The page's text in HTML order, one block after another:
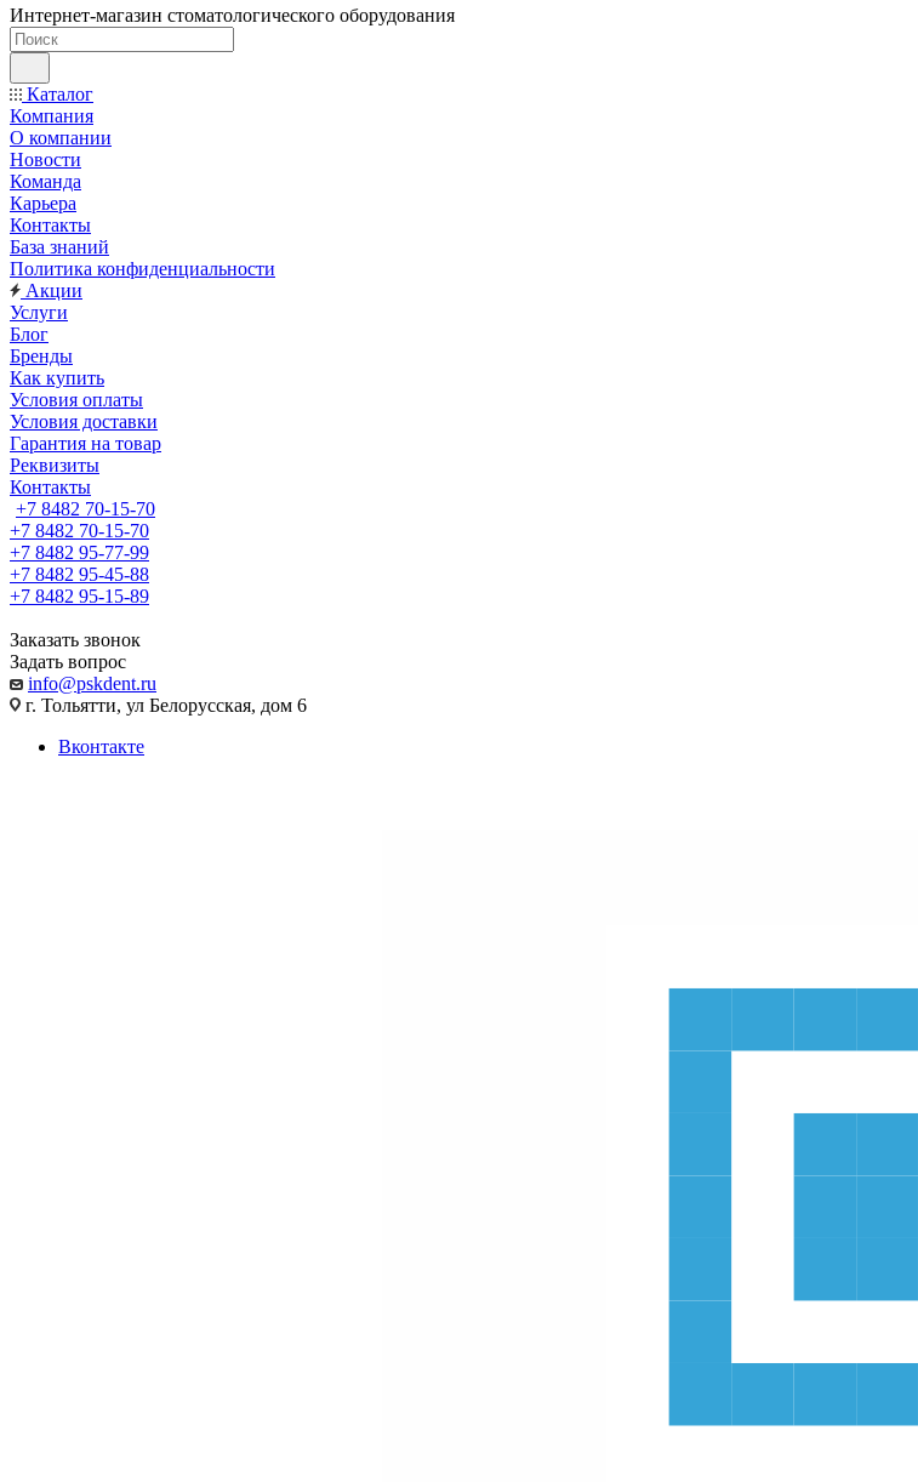
Интернет-магазин стоматологического оборудования
Каталог
Компания
О компании
Новости
Команда
Карьера
Контакты
База знаний
Политика конфиденциальности
Акции
Услуги
Блог
Бренды
Как купить
Условия оплаты
Условия доставки
Гарантия на товар
Реквизиты
Контакты
+7 8482 70-15-70
+7 8482 70-15-70
+7 8482 95-77-99
+7 8482 95-45-88
+7 8482 95-15-89
Заказать звонок
Задать вопрос
info@pskdent.ru
г. Тольятти, ул Белорусская, дом 6
Вконтакте